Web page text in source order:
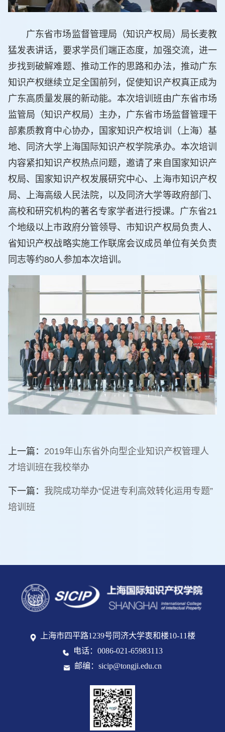
广东省市场监督管理局（知识产权局）局长麦教
猛发表讲话，要求学员们端正态度，加强交流，进一
步找到破解难题、推动工作的思路和办法，推动广东
知识产权继续立足全国前列，促使知识产权真正成为
广东高质量发展的新动能。本次培训班由广东省市场
监管局（知识产权局）主办，广东省市场监督管理干
部素质教育中心协办，国家知识产权培训（上海）基
地、同济大学上海国际知识产权学院承办。本次培训
内容紧扣知识产权热点问题，邀请了来自国家知识产
权局、国家知识产权发展研究中心、上海市知识产权
局、上海高级人民法院，以及同济大学等政府部门、
高校和研究机构的著名专家学者进行授课。广东省21
个地级以上市政府分管领导、市知识产权局负责人、
省知识产权战略实施工作联席会议成员单位有关负责
同志等约80人参加本次培训。
上一篇： 2019年山东省外向型企业知识产权管理人
才培训班在我校举办
下一篇： 我院成功举办“促进专利高效转化运用专题”
培训班
上海市四平路1239号同济大学衷和楼10-11楼
电话：0086-021-65983113
邮编：sicip@tongji.edu.cn